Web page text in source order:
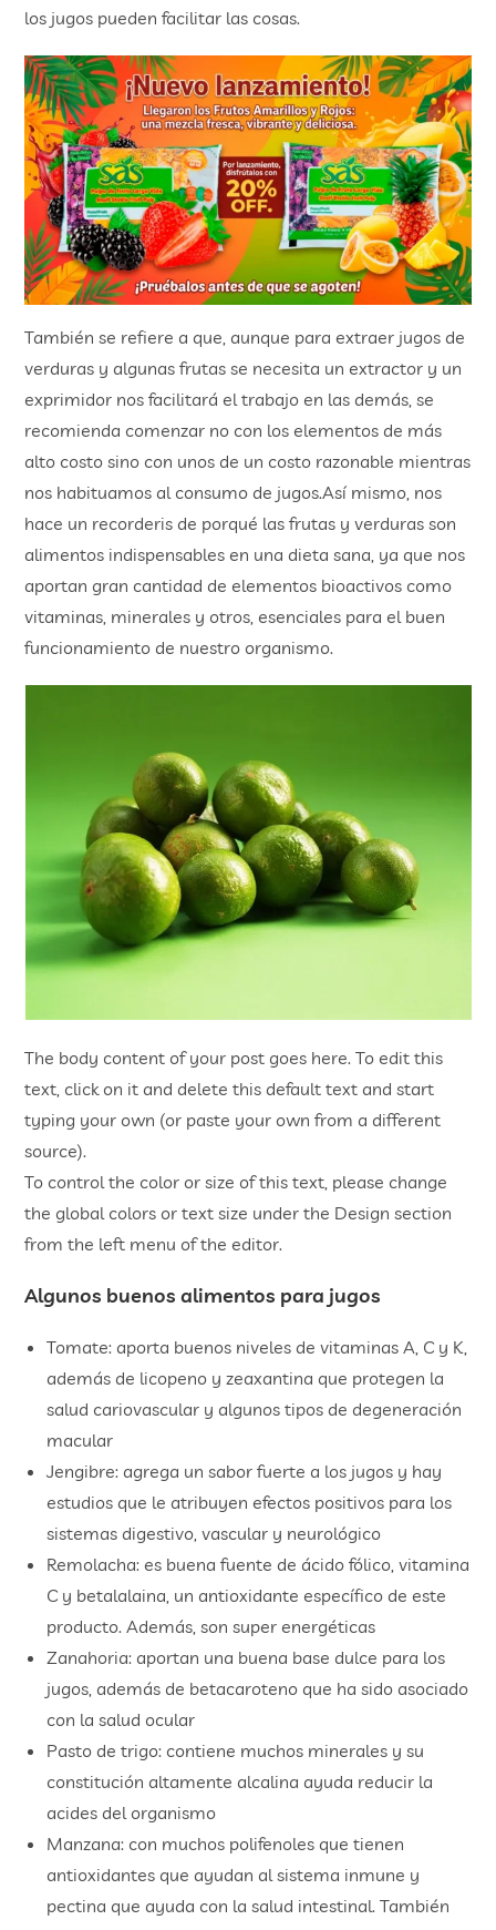
los jugos pueden facilitar las cosas.
También se refiere a que, aunque para extraer jugos de
verduras y algunas frutas se necesita un extractor y un
exprimidor nos facilitará el trabajo en las demás, se
recomienda comenzar no con los elementos de más
alto costo sino con unos de un costo razonable mientras
nos habituamos al consumo de jugos.Así mismo, nos
hace un recorderis de porqué las frutas y verduras son
alimentos indispensables en una dieta sana, ya que nos
aportan gran cantidad de elementos bioactivos como
vitaminas, minerales y otros, esenciales para el buen
funcionamiento de nuestro organismo.
The body content of your post goes here. To edit this
text, click on it and delete this default text and start
typing your own (or paste your own from a different
source).
To control the color or size of this text, please change
the global colors or text size under the Design section
from the left menu of the editor.
Algunos buenos alimentos para jugos
Tomate: aporta buenos niveles de vitaminas A, C y K,
además de licopeno y zeaxantina que protegen la
salud cariovascular y algunos tipos de degeneración
macular
Jengibre: agrega un sabor fuerte a los jugos y hay
estudios que le atribuyen efectos positivos para los
sistemas digestivo, vascular y neurológico
Remolacha: es buena fuente de ácido fólico, vitamina
C y betalalaina, un antioxidante específico de este
producto. Además, son super energéticas
Zanahoria: aportan una buena base dulce para los
jugos, además de betacaroteno que ha sido asociado
con la salud ocular
Pasto de trigo: contiene muchos minerales y su
constitución altamente alcalina ayuda reducir la
acides del organismo
Manzana: con muchos polifenoles que tienen
antioxidantes que ayudan al sistema inmune y
pectina que ayuda con la salud intestinal. También